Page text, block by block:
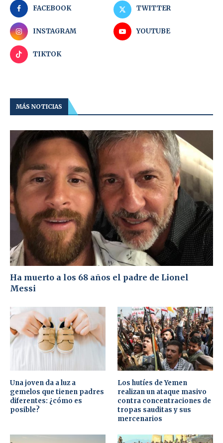
FACEBOOK TWITTER
INSTAGRAM YOUTUBE
TIKTOK
MÁS NOTICIAS
Ha muerto a los 68 años el padre de Lionel
Messi
Una joven da a luz a
gemelos que tienen padres
diferentes: ¿cómo es
posible?
Los hutíes de Yemen
realizan un ataque masivo
contra concentraciones de
tropas sauditas y sus
mercenarios